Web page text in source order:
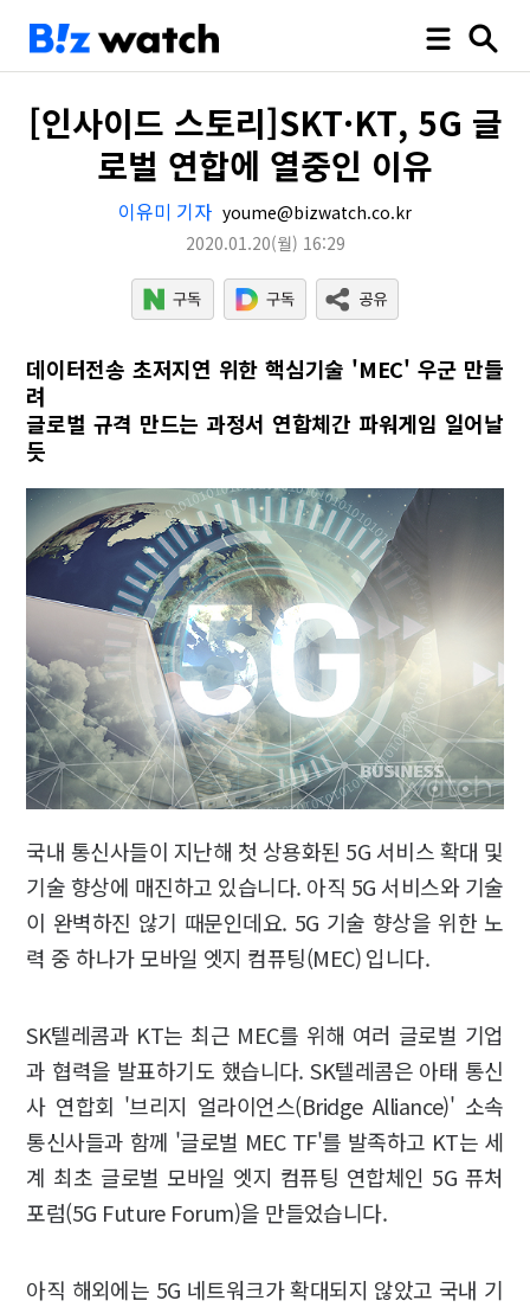
[인사이드 스토리]SKT·KT, 5G 글
로벌 연합에 열중인 이유
이유미 기자 youme@bizwatch.co.kr
2020.01.20(월) 16:29
데이터전송 초저지연 위한 핵심기술 'MEC' 우군 만들
려
글로벌 규격 만드는 과정서 연합체간 파워게임 일어날
듯
국내 통신사들이 지난해 첫 상용화된 5G 서비스 확대 및
기술 향상에 매진하고 있습니다. 아직 5G 서비스와 기술
이 완벽하진 않기 때문인데요. 5G 기술 향상을 위한 노
력 중 하나가 모바일 엣지 컴퓨팅(MEC) 입니다.
SK텔레콤과 KT는 최근 MEC를 위해 여러 글로벌 기업
과 협력을 발표하기도 했습니다. SK텔레콤은 아태 통신
사 연합회 '브리지 얼라이언스(Bridge Alliance)' 소속
통신사들과 함께 '글로벌 MEC TF'를 발족하고 KT는 세
계 최초 글로벌 모바일 엣지 컴퓨팅 연합체인 5G 퓨처
포럼(5G Future Forum)을 만들었습니다.
아직 해외에는 5G 네트워크가 확대되지 않았고 국내 기